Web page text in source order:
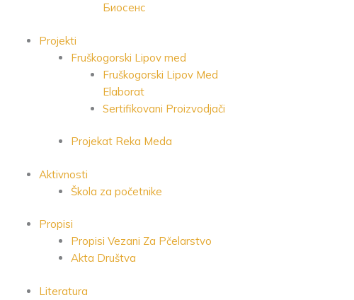
Биосенс
Projekti
Fruškogorski Lipov med
Fruškogorski Lipov Med
Elaborat
Sertifikovani Proizvodjači
Projekat Reka Meda
Aktivnosti
Škola za početnike
Propisi
Propisi Vezani Za Pčelarstvo
Akta Društva
Literatura